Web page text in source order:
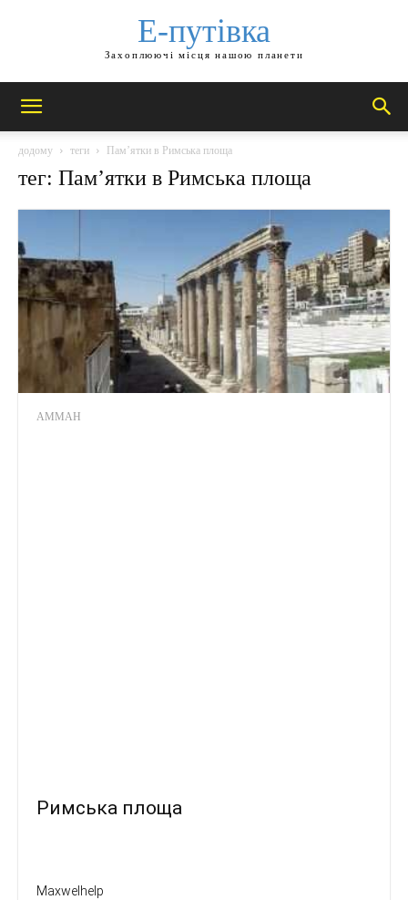
Е-путівка
Захоплюючі місця нашою планети
додому теги Пам’ятки в Римська площа
тег: Пам’ятки в Римська площа
АММАН
Римська площа
Maxwelhelp